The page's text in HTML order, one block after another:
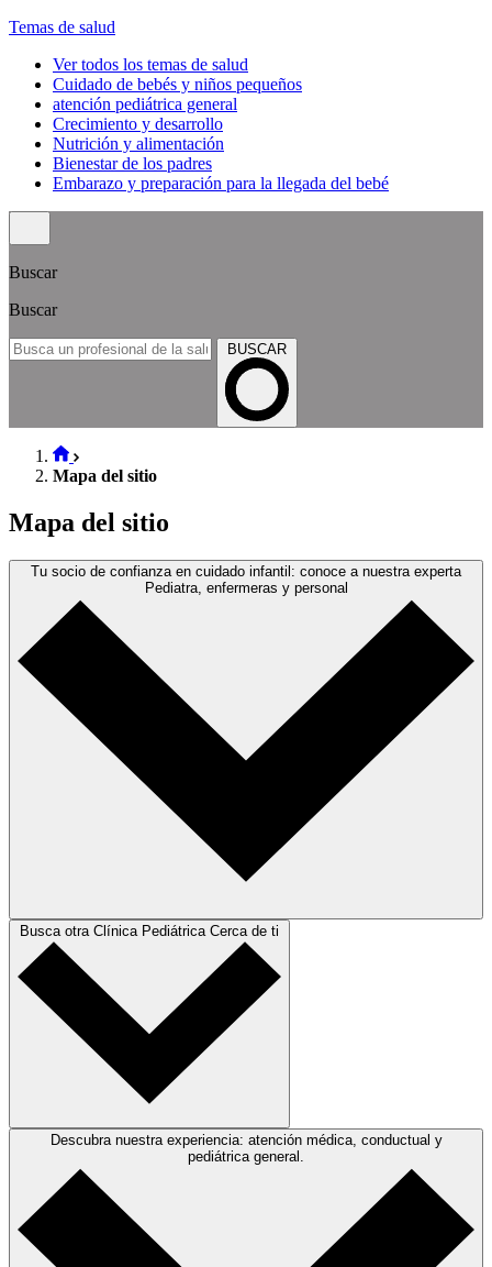
Temas de salud
Ver todos los temas de salud
Cuidado de bebés y niños pequeños
atención pediátrica general
Crecimiento y desarrollo
Nutrición y alimentación
Bienestar de los padres
Embarazo y preparación para la llegada del bebé
Buscar
Buscar
BUSCAR
Mapa del sitio
Mapa del sitio
Tu socio de confianza en cuidado infantil: conoce a nuestra experta
Pediatra, enfermeras y personal
Busca otra Clínica Pediátrica Cerca de ti
Descubra nuestra experiencia: atención médica, conductual y
pediátrica general.